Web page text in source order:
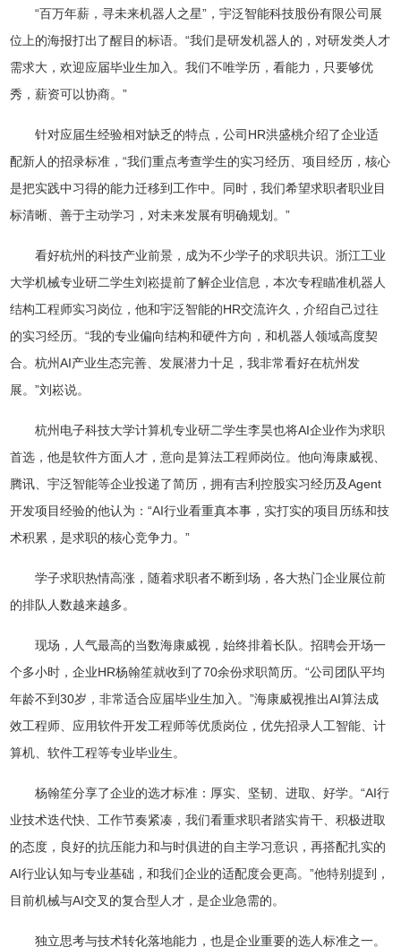
“百万年薪，寻未来机器人之星”，宇泛智能科技股份有限公司展
位上的海报打出了醒目的标语。“我们是研发机器人的，对研发类人才
需求大，欢迎应届毕业生加入。我们不唯学历，看能力，只要够优
秀，薪资可以协商。”
针对应届生经验相对缺乏的特点，公司HR洪盛桃介绍了企业适
配新人的招录标准，“我们重点考查学生的实习经历、项目经历，核心
是把实践中习得的能力迁移到工作中。同时，我们希望求职者职业目
标清晰、善于主动学习，对未来发展有明确规划。”
看好杭州的科技产业前景，成为不少学子的求职共识。浙江工业
大学机械专业研二学生刘崧提前了解企业信息，本次专程瞄准机器人
结构工程师实习岗位，他和宇泛智能的HR交流许久，介绍自己过往
的实习经历。“我的专业偏向结构和硬件方向，和机器人领域高度契
合。杭州AI产业生态完善、发展潜力十足，我非常看好在杭州发
展。”刘崧说。
杭州电子科技大学计算机专业研二学生李昊也将AI企业作为求职
首选，他是软件方面人才，意向是算法工程师岗位。他向海康威视、
腾讯、宇泛智能等企业投递了简历，拥有吉利控股实习经历及Agent
开发项目经验的他认为：“AI行业看重真本事，实打实的项目历练和技
术积累，是求职的核心竞争力。”
学子求职热情高涨，随着求职者不断到场，各大热门企业展位前
的排队人数越来越多。
现场，人气最高的当数海康威视，始终排着长队。招聘会开场一
个多小时，企业HR杨翰笙就收到了70余份求职简历。“公司团队平均
年龄不到30岁，非常适合应届毕业生加入。”海康威视推出AI算法成
效工程师、应用软件开发工程师等优质岗位，优先招录人工智能、计
算机、软件工程等专业毕业生。
杨翰笙分享了企业的选才标准：厚实、坚韧、进取、好学。“AI行
业技术迭代快、工作节奏紧凑，我们看重求职者踏实肯干、积极进取
的态度，良好的抗压能力和与时俱进的自主学习意识，再搭配扎实的
AI行业认知与专业基础，和我们企业的适配度会更高。”他特别提到，
目前机械与AI交叉的复合型人才，是企业急需的。
独立思考与技术转化落地能力，也是企业重要的选人标准之一。